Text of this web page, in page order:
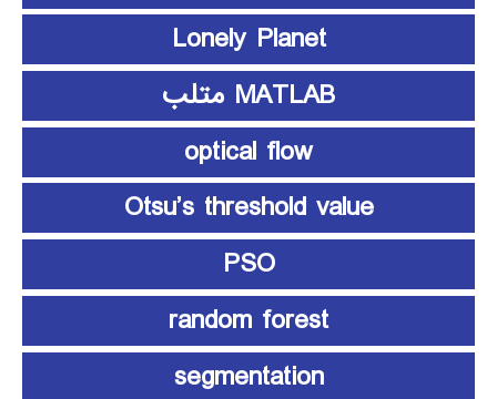
Lonely Planet
MATLAB متلب
optical flow
Otsu’s threshold value
PSO
random forest
segmentation